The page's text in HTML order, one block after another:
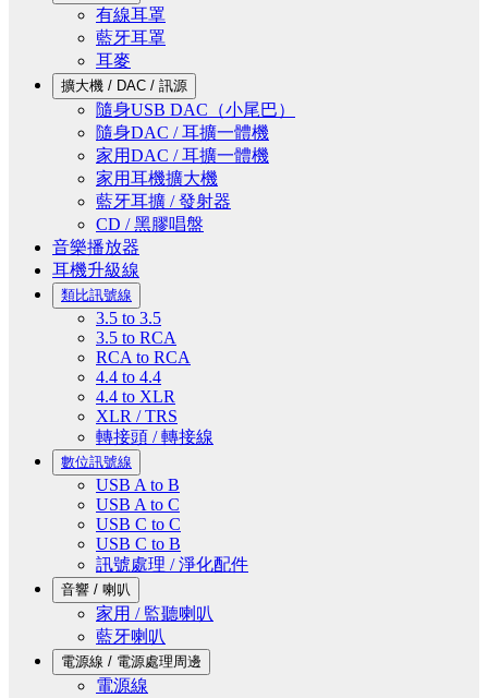
有線耳罩
藍牙耳罩
耳麥
擴大機 / DAC / 訊源
隨身USB DAC（小尾巴）
隨身DAC / 耳擴一體機
家用DAC / 耳擴一體機
家用耳機擴大機
藍牙耳擴 / 發射器
CD / 黑膠唱盤
音樂播放器
耳機升級線
類比訊號線
3.5 to 3.5
3.5 to RCA
RCA to RCA
4.4 to 4.4
4.4 to XLR
XLR / TRS
轉接頭 / 轉接線
數位訊號線
USB A to B
USB A to C
USB C to C
USB C to B
訊號處理 / 淨化配件
音響 / 喇叭
家用 / 監聽喇叭
藍牙喇叭
電源線 / 電源處理周邊
電源線